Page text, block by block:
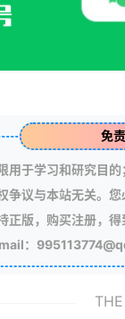
免
用于学习和研究目
争议与本站无关。
正版，购买注册，
：